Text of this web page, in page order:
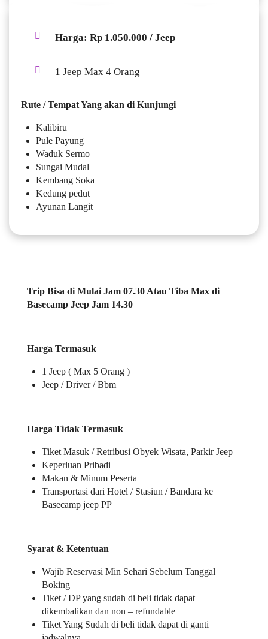
Harga: Rp 1.050.000 / Jeep
1 Jeep Max 4 Orang
Rute / Tempat Yang akan di Kunjungi
Kalibiru
Pule Payung
Waduk Sermo
Sungai Mudal
Kembang Soka
Kedung pedut
Ayunan Langit
Trip Bisa di Mulai Jam 07.30 Atau Tiba Max di
Basecamp Jeep Jam 14.30
Harga Termasuk
1 Jeep ( Max 5 Orang )
Jeep / Driver / Bbm
Harga Tidak Termasuk
Tiket Masuk / Retribusi Obyek Wisata, Parkir Jeep
Keperluan Pribadi
Makan & Minum Peserta
Transportasi dari Hotel / Stasiun / Bandara ke
Basecamp jeep PP
Syarat & Ketentuan
Wajib Reservasi Min Sehari Sebelum Tanggal
Boking
Tiket / DP yang sudah di beli tidak dapat
dikembalikan dan non – refundable
Tiket Yang Sudah di beli tidak dapat di ganti